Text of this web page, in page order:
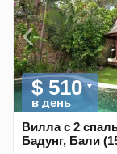
$ 510
в день
Вилла с 2
Бадунг, Бали